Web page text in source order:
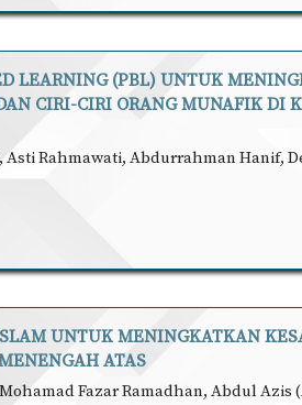
LEARNING (PBL) UNTUK
CIRI-CIRI ORANG MUNAFIK DI
Rahmawati, Abdurrahman Hanif,
UNTUK MENINGKATKAN
ATAS
Fazar Ramadhan, Abdul Azis